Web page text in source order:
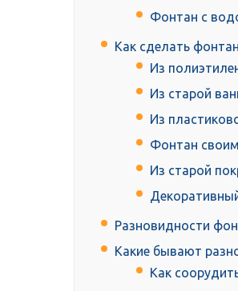
Фонтан с
Как сделать
Из
Из старой
Из
Фонтан
Из старой
Разновидности
Какие бывают
Как